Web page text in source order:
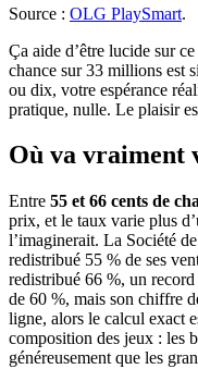
Source : OLG PlaySmart.
Ça aide d’être lucide sur
chance sur 33 millions est
ou dix, votre espérance
pratique, nulle. Le plaisir
Où va vraiment
Entre 55 et 66 cents de
prix, et le taux varie plus
l’imaginerait. La Société
redistribué 55 % de ses
redistribué 66 %, un
de 60 %, mais son chiffre
ligne, alors le calcul exact
composition des jeux : les
généreusement que les